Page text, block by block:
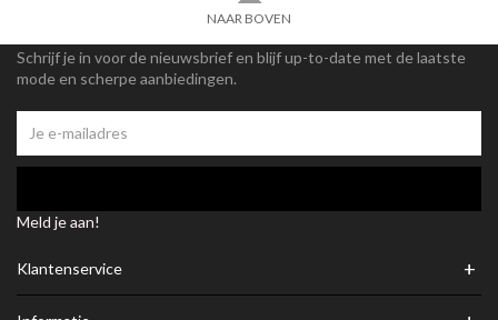
NAAR BOVEN
Schrijf je in voor de nieuwsbrief en blijf up-to-date met de laatste
mode en scherpe aanbiedingen.
Meld je aan!
Klantenservice +